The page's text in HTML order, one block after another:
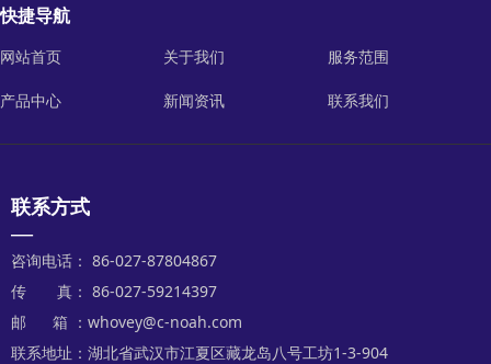
快捷导航
网站首页 关于我们 服务范围
产品中心 新闻资讯 联系我们
联系方式
—
咨询电话： 86-027-87804867
传 真： 86-027-59214397
邮 箱 ：whovey@c-noah.com
联系地址：湖北省武汉市江夏区藏龙岛八号工坊1-3-904